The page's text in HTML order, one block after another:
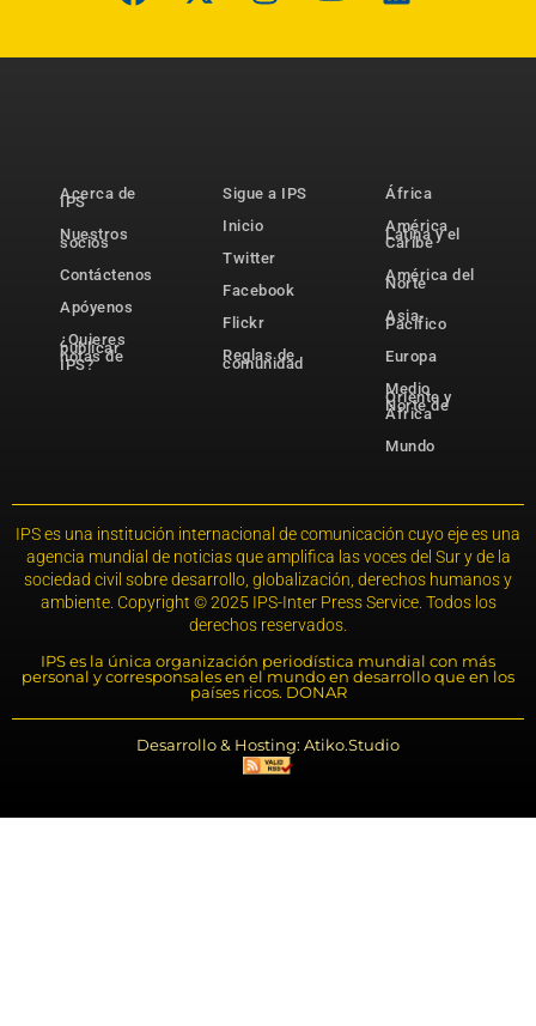
Acerca de
IPS
Nuestros
socios
Contáctenos
Apóyenos
¿Quieres
publicar
notas de
IPS?
Sigue a IPS
Inicio
Twitter
Facebook
Flickr
Reglas de
comunidad
África
América
Latina y el
Caribe
América del
Norte
Asia-
Pacífico
Europa
Medio
Oriente y
Norte de
África
Mundo
IPS es una institución internacional de comunicación cuyo eje es una
agencia mundial de noticias que amplifica las voces del Sur y de la
sociedad civil sobre desarrollo, globalización, derechos humanos y
ambiente. Copyright © 2025 IPS-Inter Press Service. Todos los
derechos reservados.
IPS es la única organización periodística mundial con más
personal y corresponsales en el mundo en desarrollo que en los
países ricos. DONAR
Desarrollo & Hosting: Atiko.Studio